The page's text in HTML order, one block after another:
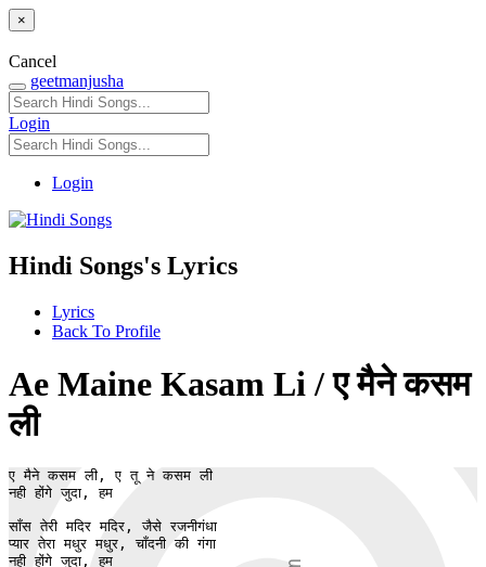
×
Cancel
geetmanjusha
Login
Login
Hindi Songs's Lyrics
Lyrics
Back To Profile
Ae Maine Kasam Li / ए मैने कसम
ली
ए मैने कसम ली, ए तू ने कसम ली
नही होंगे जुदा, हम
साँस तेरी मदिर मदिर, जैसे रजनीगंधा
प्यार तेरा मधुर मधुर, चाँदनी की गंगा
नही होंगे जुदा, हम